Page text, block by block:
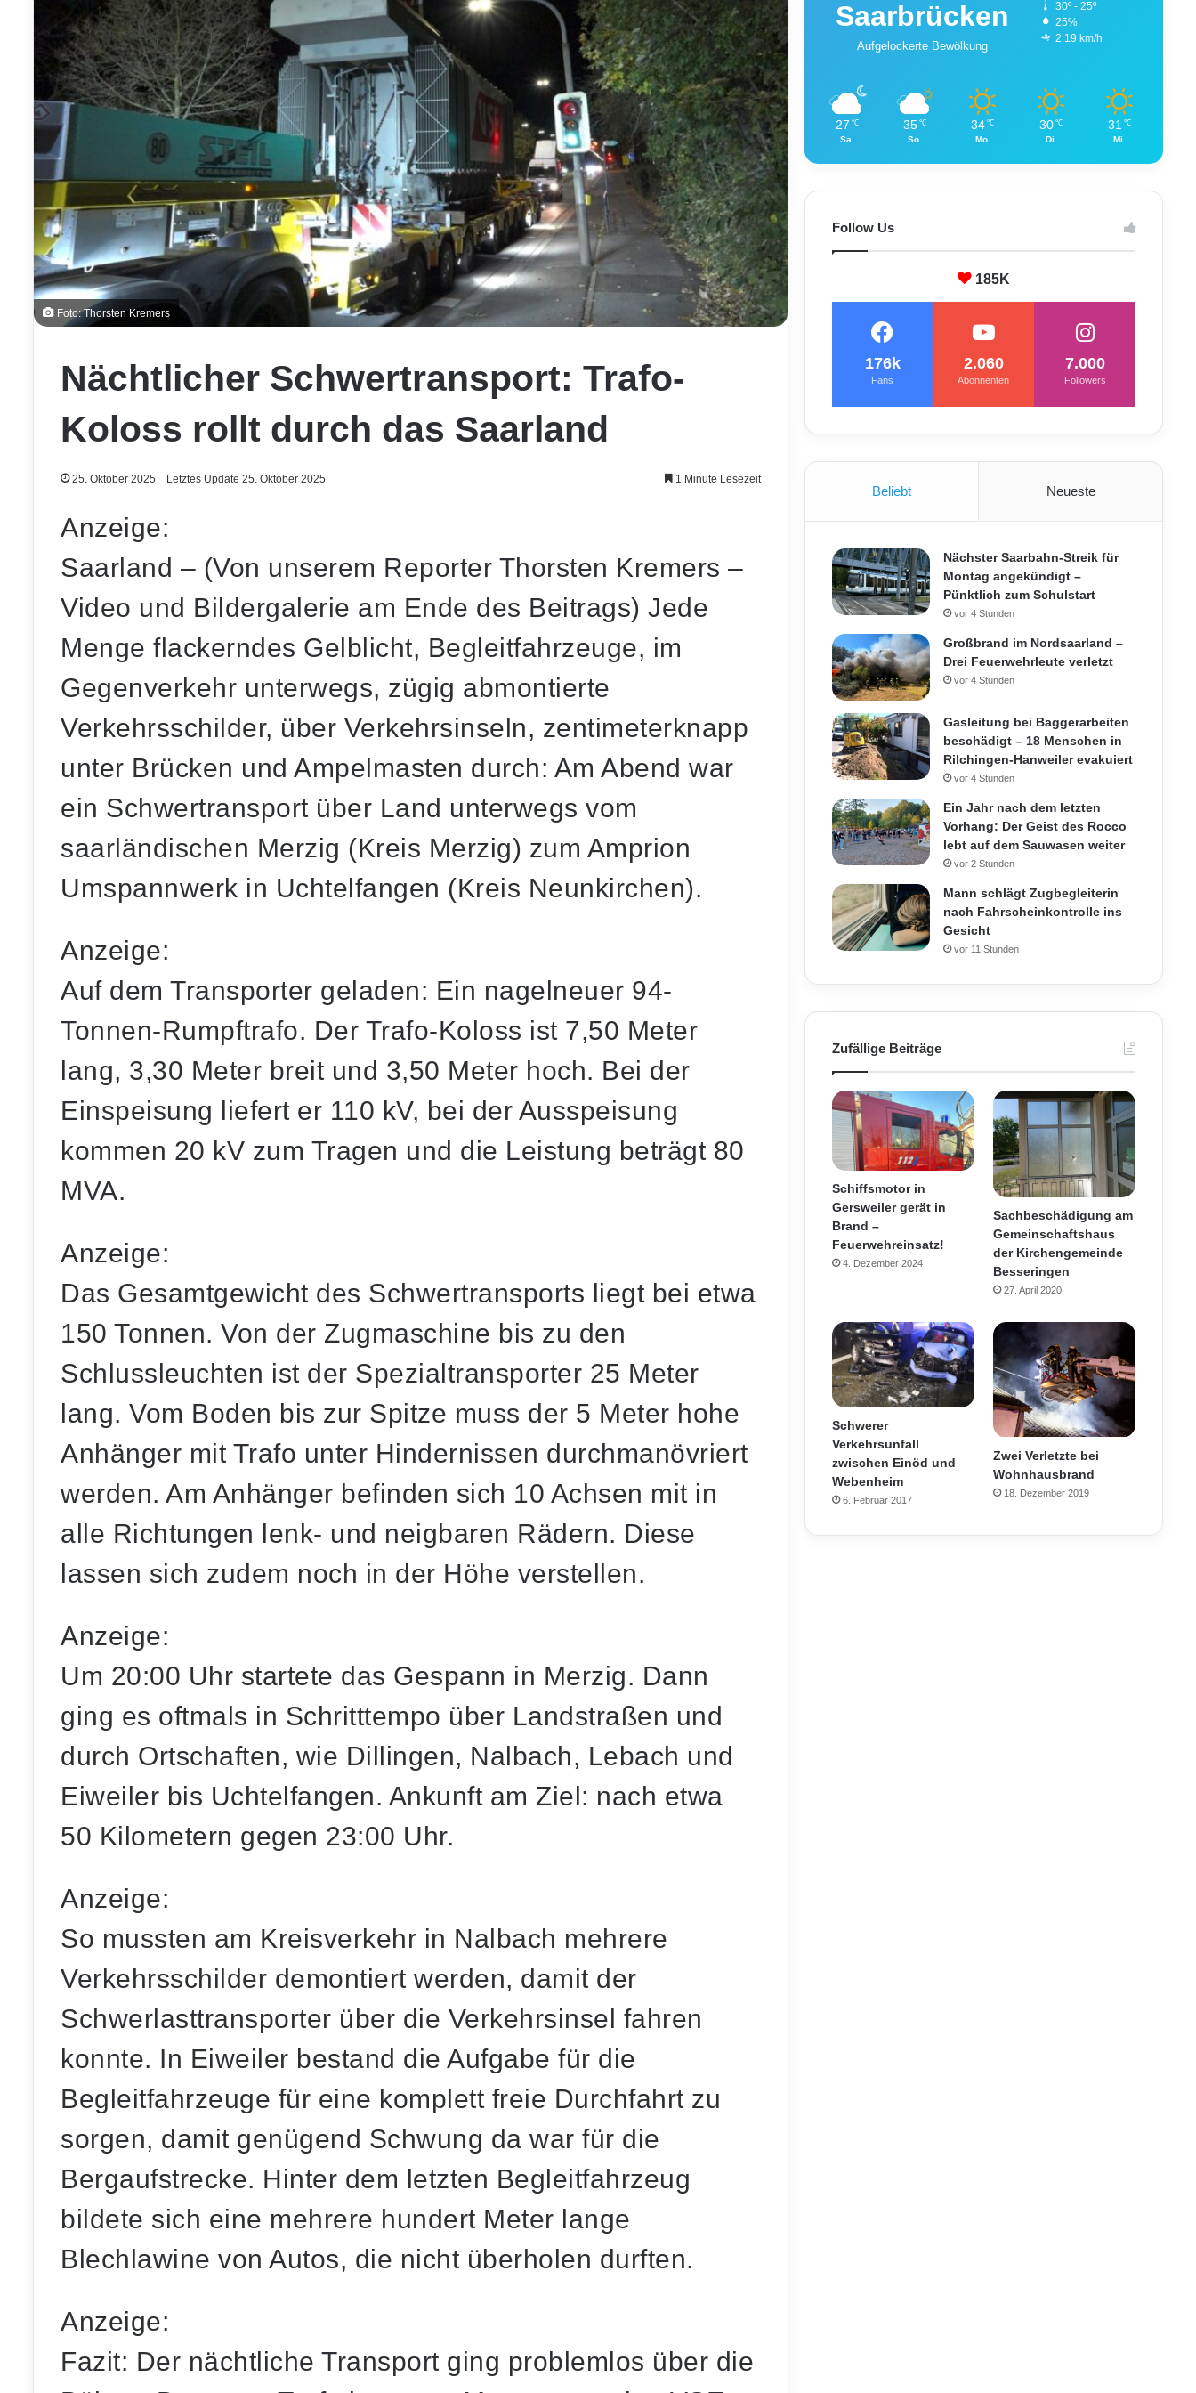
Foto: Thorsten Kremers
Nächtlicher Schwertransport: Trafo-
Koloss rollt durch das Saarland
25. Oktober 2025 Letztes Update 25. Oktober 2025 1 Minute Lesezeit
Anzeige:
Saarland – (Von unserem Reporter Thorsten Kremers –
Video und Bildergalerie am Ende des Beitrags) Jede
Menge flackerndes Gelblicht, Begleitfahrzeuge, im
Gegenverkehr unterwegs, zügig abmontierte
Verkehrsschilder, über Verkehrsinseln, zentimeterknapp
unter Brücken und Ampelmasten durch: Am Abend war
ein Schwertransport über Land unterwegs vom
saarländischen Merzig (Kreis Merzig) zum Amprion
Umspannwerk in Uchtelfangen (Kreis Neunkirchen).
Anzeige:
Auf dem Transporter geladen: Ein nagelneuer 94-
Tonnen-Rumpftrafo. Der Trafo-Koloss ist 7,50 Meter
lang, 3,30 Meter breit und 3,50 Meter hoch. Bei der
Einspeisung liefert er 110 kV, bei der Ausspeisung
kommen 20 kV zum Tragen und die Leistung beträgt 80
MVA.
Anzeige:
Das Gesamtgewicht des Schwertransports liegt bei etwa
150 Tonnen. Von der Zugmaschine bis zu den
Schlussleuchten ist der Spezialtransporter 25 Meter
lang. Vom Boden bis zur Spitze muss der 5 Meter hohe
Anhänger mit Trafo unter Hindernissen durchmanövriert
werden. Am Anhänger befinden sich 10 Achsen mit in
alle Richtungen lenk- und neigbaren Rädern. Diese
lassen sich zudem noch in der Höhe verstellen.
Anzeige:
Um 20:00 Uhr startete das Gespann in Merzig. Dann
ging es oftmals in Schritttempo über Landstraßen und
durch Ortschaften, wie Dillingen, Nalbach, Lebach und
Eiweiler bis Uchtelfangen. Ankunft am Ziel: nach etwa
50 Kilometern gegen 23:00 Uhr.
Anzeige:
So mussten am Kreisverkehr in Nalbach mehrere
Verkehrsschilder demontiert werden, damit der
Schwerlasttransporter über die Verkehrsinsel fahren
konnte. In Eiweiler bestand die Aufgabe für die
Begleitfahrzeuge für eine komplett freie Durchfahrt zu
sorgen, damit genügend Schwung da war für die
Bergaufstrecke. Hinter dem letzten Begleitfahrzeug
bildete sich eine mehrere hundert Meter lange
Blechlawine von Autos, die nicht überholen durften.
Anzeige:
Fazit: Der nächtliche Transport ging problemlos über die
Saarbrücken
Aufgelockerte Bewölkung
30º - 25º
25%
2.19 km/h
27 ℃
Sa.
35 ℃
So.
34 ℃
Mo.
30 ℃
Di.
31 ℃
Mi.
Follow Us
185K
176k
Fans
2.060
Abonnenten
7.000
Followers
Beliebt Neueste
Nächster Saarbahn-Streik für
Montag angekündigt –
Pünktlich zum Schulstart
vor 4 Stunden
Großbrand im Nordsaarland –
Drei Feuerwehrleute verletzt
vor 4 Stunden
Gasleitung bei Baggerarbeiten
beschädigt – 18 Menschen in
Rilchingen-Hanweiler evakuiert
vor 4 Stunden
Ein Jahr nach dem letzten
Vorhang: Der Geist des Rocco
lebt auf dem Sauwasen weiter
vor 2 Stunden
Mann schlägt Zugbegleiterin
nach Fahrscheinkontrolle ins
Gesicht
vor 11 Stunden
Zufällige Beiträge
Schiffsmotor in
Gersweiler gerät in
Brand –
Feuerwehreinsatz!
4. Dezember 2024
Sachbeschädigung am
Gemeinschaftshaus
der Kirchengemeinde
Besseringen
27. April 2020
Schwerer
Verkehrsunfall
zwischen Einöd und
Webenheim
6. Februar 2017
Zwei Verletzte bei
Wohnhausbrand
18. Dezember 2019